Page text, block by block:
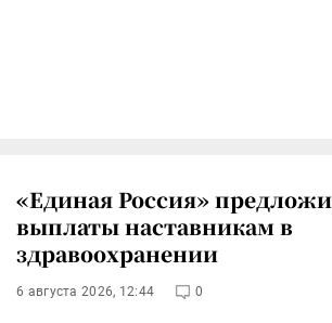
«Единая Россия»
выплаты наставникам в
здравоохранении
6 августа 2026, 12:44 0